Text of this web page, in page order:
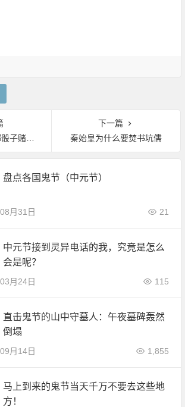
女轮流侍寝？
下一篇
秦始皇为什么要焚书坑儒
盘点各国鬼节（中元节）
08月31日 21
中元节接到灵异电话的我，究竟是怎么
会是呢？
03月24日 115
直击鬼节的山中守墓人：午夜墓碑轰然
倒塌
09月14日 1,855
马上到来的鬼节当天千万不要去这些地
方！